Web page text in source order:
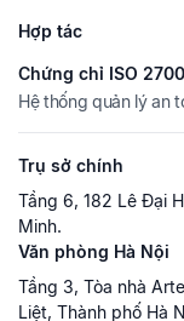
Hợp tác
Chứng chỉ ISO
Hệ thống quản lý an
Trụ sở chính
Tầng 6, 182 Lê Đại
Minh.
Văn phòng Hà Nội
Tầng 3, Tòa nhà
Liệt, Thành phố Hà